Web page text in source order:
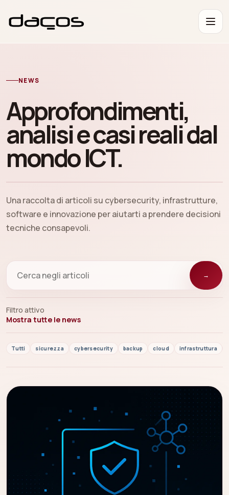
NEWS
Approfondimenti,
analisi e casi reali dal
mondo ICT.
Una raccolta di articoli su cybersecurity, infrastrutture,
software e innovazione per aiutarti a prendere decisioni
tecniche consapevoli.
→
Filtro attivo
Mostra tutte le news
Tutti sicurezza cybersecurity backup cloud infrastruttura